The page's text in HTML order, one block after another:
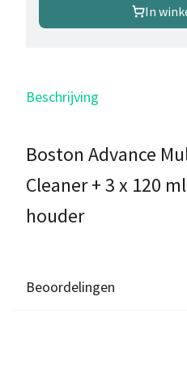
In
Beschrijving
Boston Advance
Cleaner + 3 x 120
houder
Beoordelingen